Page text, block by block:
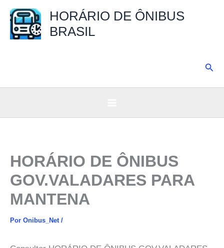
para
HORÁRIO DE ÔNIBUS
BRASIL
HORÁRIO DE ÔNIBUS
GOV.VALADARES PARA
MANTENA
Por Onibus_Net /